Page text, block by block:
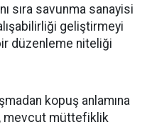
sıra savunma sanayisi
geliştirmeyi
düzenleme niteliği
kopuş anlamına
mevcut müttefiklik